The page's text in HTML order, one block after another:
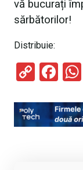
vă bucurați
sărbătorilor!
Distribuie:
C
py
Li
F
ce
b